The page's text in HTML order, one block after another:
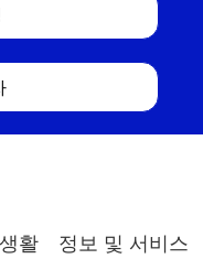
활 정보 및 서비스